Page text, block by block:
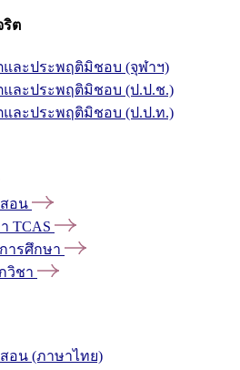
ริต
และประพฤติมิชอบ (จุฬาฯ)
และประพฤติมิชอบ (ป.ป.ช.)
และประพฤติมิชอบ (ป.ป.ท.)
อน
TCAS
ารศึกษา
วิชา
อน (ภาษาไทย)